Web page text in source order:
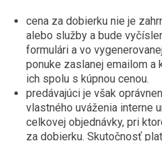
cena za dobierku nie je
alebo služby a bude
formulári a vo
ponuke zaslanej emailom a
ich spolu s kúpnou cenou.
predávajúci je však
vlastného uváženia interne
celkovej objednávky, pri
za dobierku. Skutočnosť